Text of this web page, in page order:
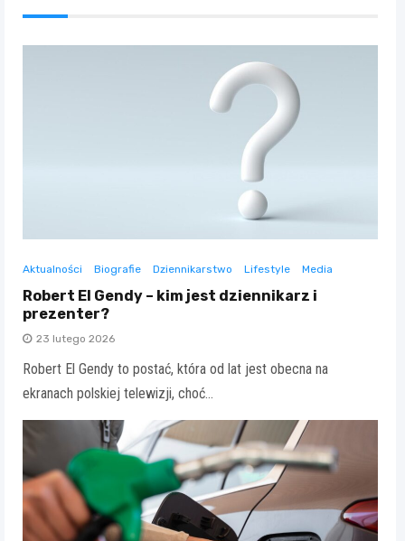
Aktualności Biografie Dziennikarstwo Lifestyle Media
Robert El Gendy – kim jest dziennikarz i
prezenter?
23 lutego 2026
Robert El Gendy to postać, która od lat jest obecna na
ekranach polskiej telewizji, choć…